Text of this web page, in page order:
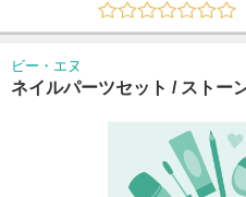
ビー・エヌ
ネイルパーツセット / ストー